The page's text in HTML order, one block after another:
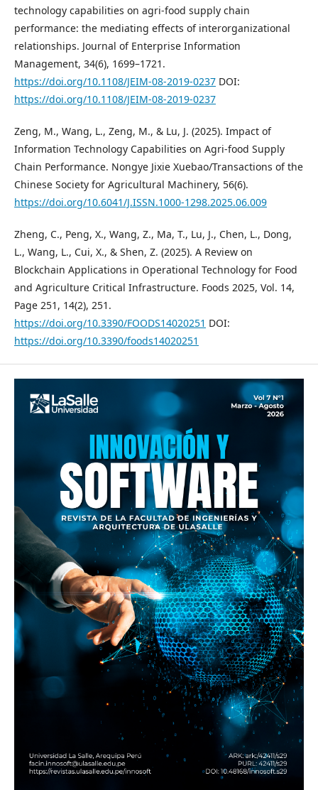
technology capabilities on agri-food supply chain
performance: the mediating effects of interorganizational
relationships. Journal of Enterprise Information
Management, 34(6), 1699–1721.
https://doi.org/10.1108/JEIM-08-2019-0237 DOI:
https://doi.org/10.1108/JEIM-08-2019-0237
Zeng, M., Wang, L., Zeng, M., & Lu, J. (2025). Impact of
Information Technology Capabilities on Agri-food Supply
Chain Performance. Nongye Jixie Xuebao/Transactions of the
Chinese Society for Agricultural Machinery, 56(6).
https://doi.org/10.6041/J.ISSN.1000-1298.2025.06.009
Zheng, C., Peng, X., Wang, Z., Ma, T., Lu, J., Chen, L., Dong,
L., Wang, L., Cui, X., & Shen, Z. (2025). A Review on
Blockchain Applications in Operational Technology for Food
and Agriculture Critical Infrastructure. Foods 2025, Vol. 14,
Page 251, 14(2), 251.
https://doi.org/10.3390/FOODS14020251 DOI:
https://doi.org/10.3390/foods14020251